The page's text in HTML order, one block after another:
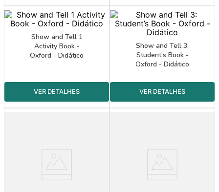
Show and Tell 1
Activity Book -
Oxford - Didático
Show and Tell 3:
Student’s Book -
Oxford - Didático